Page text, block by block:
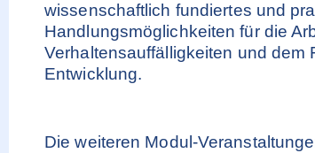
wissenschaftlich fundiertes und
Handlungsmöglichkeiten für die
Verhaltensauffälligkeiten und
Entwicklung.
Die weiteren Modul-